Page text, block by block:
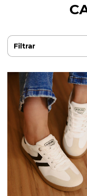
Filtrar